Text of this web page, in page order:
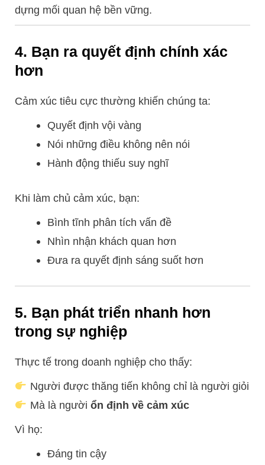
dựng mối quan hệ bền vững.
4. Bạn ra quyết định chính xác
hơn
Cảm xúc tiêu cực thường khiến chúng ta:
Quyết định vội vàng
Nói những điều không nên nói
Hành động thiếu suy nghĩ
Khi làm chủ cảm xúc, bạn:
Bình tĩnh phân tích vấn đề
Nhìn nhận khách quan hơn
Đưa ra quyết định sáng suốt hơn
5. Bạn phát triển nhanh hơn
trong sự nghiệp
Thực tế trong doanh nghiệp cho thấy:
Người được thăng tiến không chỉ là người giỏi
Mà là người ổn định về cảm xúc
Vì họ:
Đáng tin cậy